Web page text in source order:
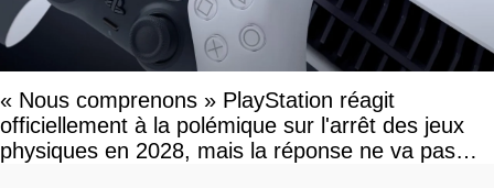
« Nous comprenons » PlayStation réagit
officiellement à la polémique sur l'arrêt des jeux
physiques en 2028, mais la réponse ne va pas